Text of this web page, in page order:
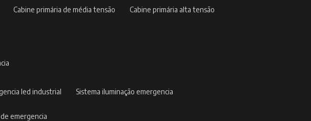
cabine primária de média tensão cabine primária alta tensão
led industrial sistema iluminação emergencia
emergencia